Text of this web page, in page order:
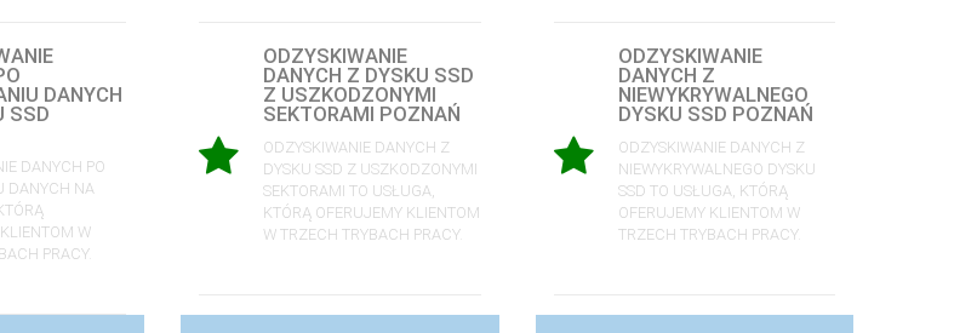
DANYCH
SSD
DANYCH PO
DANYCH NA
W
PRACY.
ODZYSKIWANIE
DANYCH Z DYSKU SSD
Z USZKODZONYMI
SEKTORAMI POZNAŃ
ODZYSKIWANIE DANYCH Z
DYSKU SSD Z USZKODZONYMI
SEKTORAMI TO USŁUGA,
KTÓRĄ OFERUJEMY KLIENTOM
W TRZECH TRYBACH PRACY.
ODZYSKIWANIE
DANYCH Z
NIEWYKRYWALNEGO
DYSKU SSD POZNAŃ
ODZYSKIWANIE DANYCH Z
NIEWYKRYWALNEGO DYSKU
SSD TO USŁUGA, KTÓRĄ
OFERUJEMY KLIENTOM W
TRZECH TRYBACH PRACY.